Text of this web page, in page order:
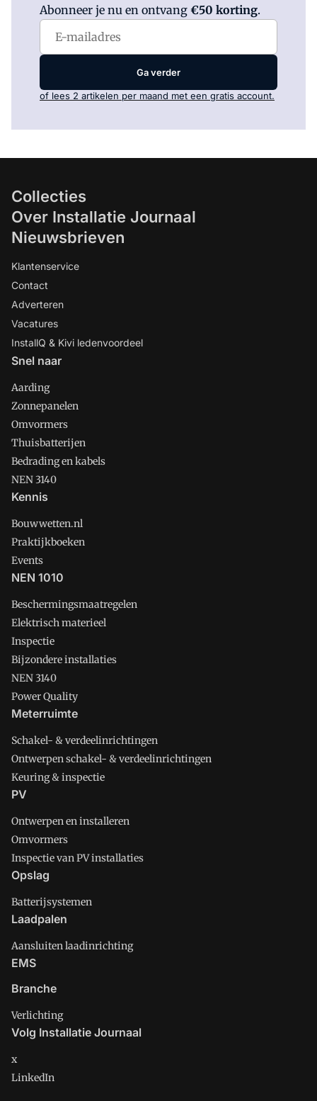
Abonneer je nu en ontvang €50 korting.
Ga verder
of lees 2 artikelen per maand met een gratis account.
Collecties
Over Installatie Journaal
Nieuwsbrieven
Klantenservice
Contact
Adverteren
Vacatures
InstallQ & Kivi ledenvoordeel
Snel naar
Aarding
Zonnepanelen
Omvormers
Thuisbatterijen
Bedrading en kabels
NEN 3140
Kennis
Bouwwetten.nl
Praktijkboeken
Events
NEN 1010
Beschermingsmaatregelen
Elektrisch materieel
Inspectie
Bijzondere installaties
NEN 3140
Power Quality
Meterruimte
Schakel- & verdeelinrichtingen
Ontwerpen schakel- & verdeelinrichtingen
Keuring & inspectie
PV
Ontwerpen en installeren
Omvormers
Inspectie van PV installaties
Opslag
Batterijsystemen
Laadpalen
Aansluiten laadinrichting
EMS
Branche
Verlichting
Volg Installatie Journaal
x
LinkedIn